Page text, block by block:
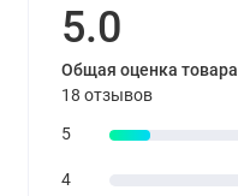
5.0
Общая оценка товара
18 отзывов
5
4